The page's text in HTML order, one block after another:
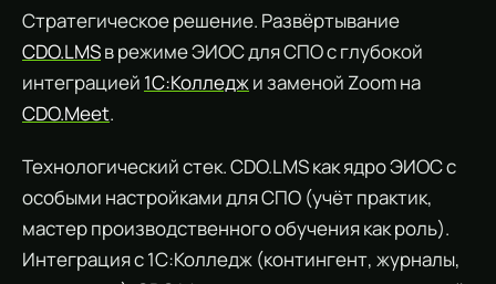
Стратегическое решение. Развёртывание
CDO.LMSв режиме ЭИОС для СПО с глубокой
интеграцией 1С:Колледжи заменой Zoom на
CDO.Meet.
Технологический стек. CDO.LMS как ядро ЭИОС с
особыми настройками для СПО (учёт практик,
мастер производственного обучения как роль).
Интеграция с 1С:Колледж (контингент, журналы,